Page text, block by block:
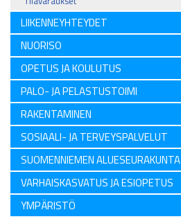
LIIKENNEYHTEYDET
NUORISO
OPETUS JA KOULUTUS
PALO- JA PELASTUSTOIMI
RAKENTAMINEN
SOSIAALI- JA TERVEYSPALVELUT
SUOMENNIEMEN ALUESEURAKUNTA
VARHAISKASVATUS JA ESIOPETUS
YMPÄRISTÖ